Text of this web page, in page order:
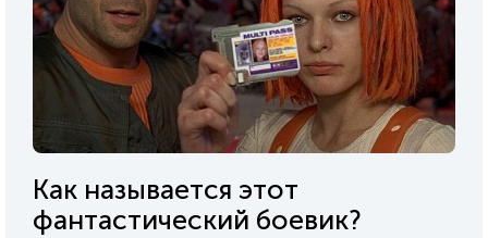
Как называется этот
фантастический боевик?